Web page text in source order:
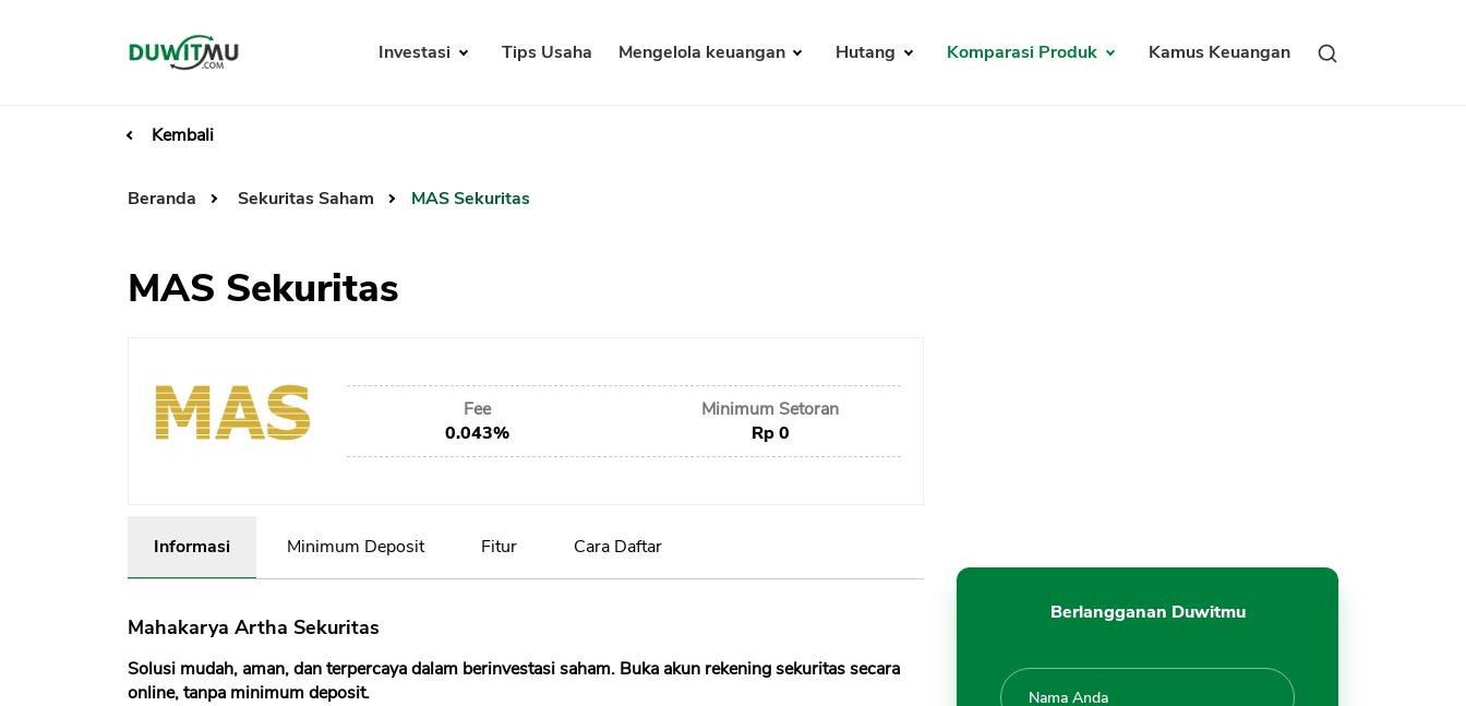
Investasi Tips Usaha Mengelola keuangan Hutang Komparasi Produk Kamus Keuangan
Kembali
Beranda Sekuritas Saham MAS Sekuritas
MAS Sekuritas
Fee
0.043%
Minimum Setoran
Rp 0
Informasi Minimum Deposit Fitur Cara Daftar
Mahakarya Artha Sekuritas
Solusi mudah, aman, dan terpercaya dalam berinvestasi saham. Buka akun rekening sekuritas secara
online, tanpa minimum deposit.
Berlangganan Duwitmu